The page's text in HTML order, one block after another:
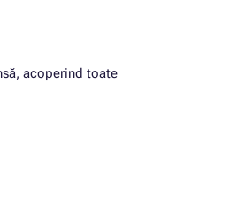
acoperind toate